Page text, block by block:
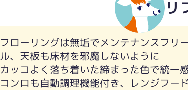
リ
フローリングは無垢でメンテナンスフリ
ル、天板も床材を邪魔しないように
カッコよく落ち着いた締まった色で統一
コンロも自動調理機能付き、レンジフー